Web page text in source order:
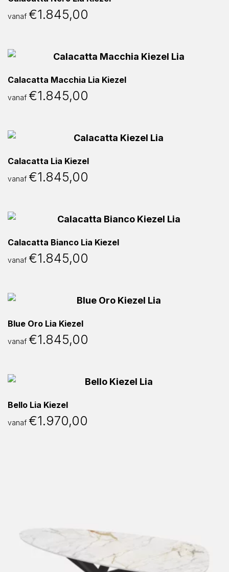
vanaf €1.845,00
Calacatta Macchia Lia Kiezel
vanaf €1.845,00
Calacatta Lia Kiezel
vanaf €1.845,00
Calacatta Bianco Lia Kiezel
vanaf €1.845,00
Blue Oro Lia Kiezel
vanaf €1.845,00
Bello Lia Kiezel
vanaf €1.970,00